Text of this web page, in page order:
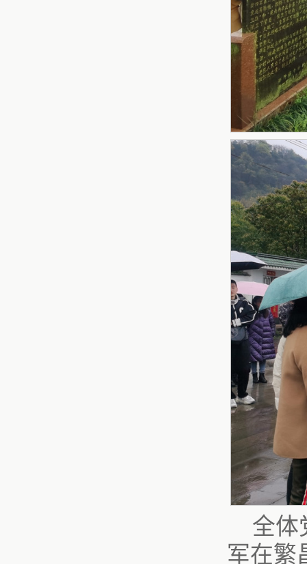
全体
军在繁